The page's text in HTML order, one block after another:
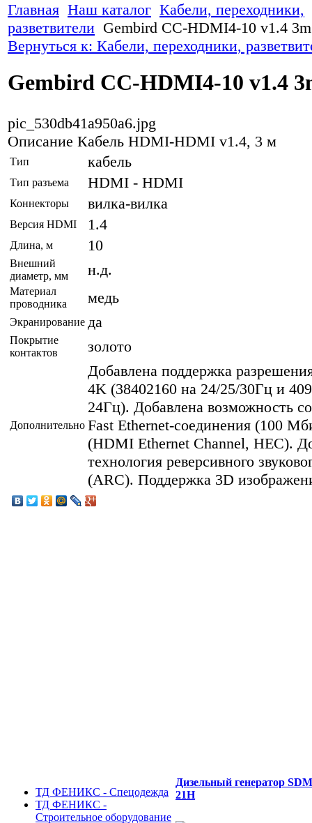
Главная Наш каталог Кабели, переходники,
разветвители Gembird CC-HDMI4-10 v1.4 3m
Вернуться к: Кабели, переходники,
Gembird CC-HDMI4-10 v1.4
pic_530db41a950a6.jpg
Описание Кабель HDMI-HDMI v1.4, 3 м
Тип кабель
Тип разъема HDMI - HDMI
Коннекторы вилка-вилка
Версия HDMI 1.4
Длина, м 10
Внешний
диаметр, мм
н.д.
Материал
проводника
медь
Экранирование да
Покрытие
контактов
золото
Дополнительно
Добавлена поддержка
4K (38402160 на 24/25/30Гц и
24Гц). Добавлена возможность
Fast Ethernet-соединения (100
(HDMI Ethernet Channel, HEC).
технология реверсивного
(ARC). Поддержка 3D
ТД ФЕНИКС - Спецодежда
ТД ФЕНИКС -
Строительное оборудование
Дизельный генератор
21H